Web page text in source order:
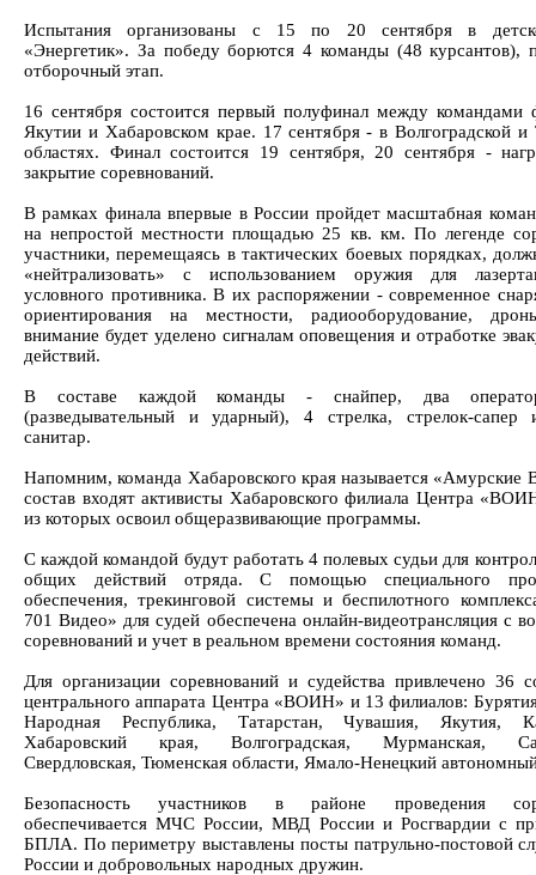
Испытания организованы с 15 по 20 сентября в
«Энергетик». За победу борются 4 команды (48 курсантов),
отборочный этап.
16 сентября состоится первый полуфинал между командами
Якутии и Хабаровском крае. 17 сентября - в Волгоградской и
областях. Финал состоится 19 сентября, 20 сентября -
закрытие соревнований.
В рамках финала впервые в России пройдет масштабная
на непростой местности площадью 25 кв. км. По легенде
участники, перемещаясь в тактических боевых порядках,
«нейтрализовать» с использованием оружия для
условного противника. В их распоряжении - современное
ориентирования на местности, радиооборудование,
внимание будет уделено сигналам оповещения и отработке
действий.
В составе каждой команды - снайпер, два
(разведывательный и ударный), 4 стрелка, стрелок-сапер
санитар.
Напомним, команда Хабаровского края называется
состав входят активисты Хабаровского филиала Центра
из которых освоил общеразвивающие программы.
С каждой командой будут работать 4 полевых судьи для
общих действий отряда. С помощью специального
обеспечения, трекинговой системы и беспилотного
701 Видео» для судей обеспечена онлайн-видеотрансляция с
соревнований и учет в реальном времени состояния команд.
Для организации соревнований и судейства привлечено 36
центрального аппарата Центра «ВОИН» и 13 филиалов:
Народная Республика, Татарстан, Чувашия, Якутия,
Хабаровский края, Волгоградская, Мурманская,
Свердловская, Тюменская области, Ямало-Ненецкий
Безопасность участников в районе проведения
обеспечивается МЧС России, МВД России и Росгвардии с
БПЛА. По периметру выставлены посты патрульно-постовой
России и добровольных народных дружин.